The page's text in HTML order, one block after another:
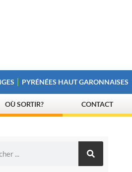
PYRÉNÉES HAUT GARONNAISES
OÙ SORTIR? CONTACT